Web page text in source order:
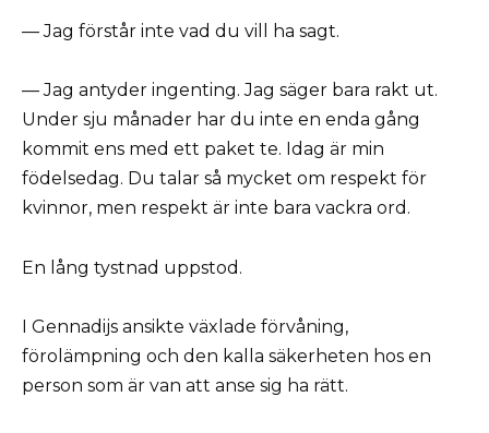
— Jag förstår inte vad du vill ha sagt.
— Jag antyder ingenting. Jag säger bara rakt ut.
Under sju månader har du inte en enda gång
kommit ens med ett paket te. Idag är min
födelsedag. Du talar så mycket om respekt för
kvinnor, men respekt är inte bara vackra ord.
En lång tystnad uppstod.
I Gennadijs ansikte växlade förvåning,
förolämpning och den kalla säkerheten hos en
person som är van att anse sig ha rätt.